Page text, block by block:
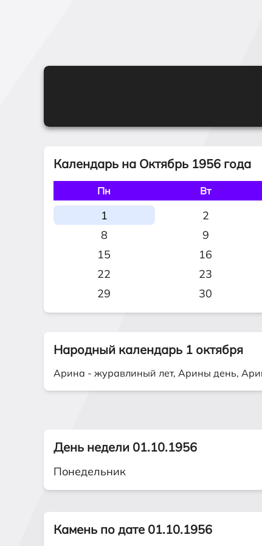
Календарь на Октябрь 1956 года
Пн Вт
1 2
8
9
15
16
22
23
29
30
Народный календарь 1 октября
Арина - журавлиный лет, Арины день,
День недели 01.10.1956
Понедельник
Камень по дате 01.10.1956